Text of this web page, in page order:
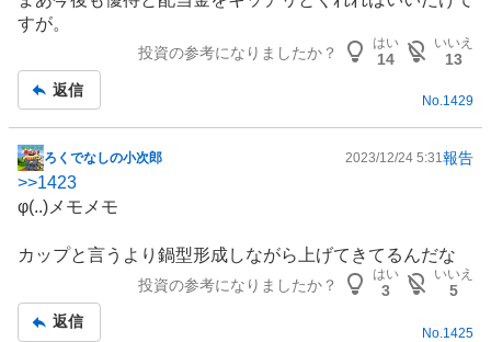
事
すが。
投資の参考になりましたか？
はい
14
いいえ
13
返信
No.1429
掲
示
板
事
ろくでなしの小次郎 2023/12/24 5:31報告
>>1423
φ(..)メモメモ
カップと言うより鍋型形成しながら上げてきてるんだな
投資の参考になりましたか？
はい
3
いいえ
5
返信
No. 1425